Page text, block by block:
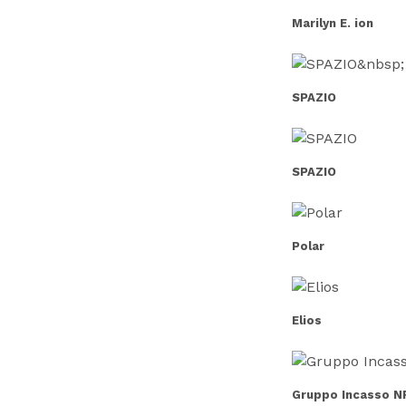
Marilyn E. ion
SPAZIO
SPAZIO
Polar
Elios
Gruppo Incasso